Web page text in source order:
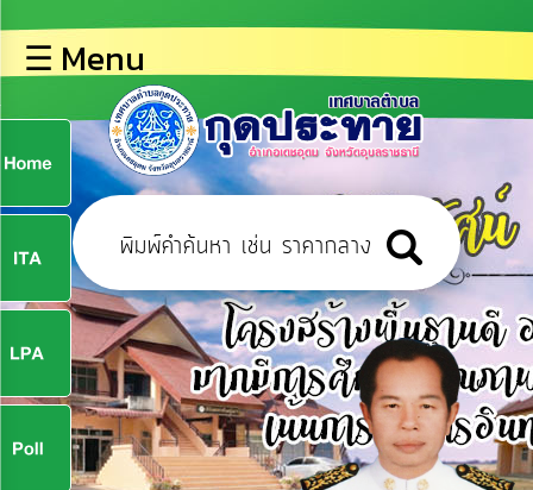
หลัก
ข้อมูล
พื้น
ฐาน
บุคลากร
ข่าว
ประชาสัมพันธ์
การ
ปฏิสัมพันธ์
ข้อมูล
☰ Menu